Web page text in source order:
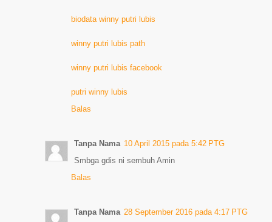
biodata winny putri lubis
winny putri lubis path
winny putri lubis facebook
putri winny lubis
Balas
Tanpa Nama 10 April 2015 pada 5:42 PTG
Smbga gdis ni sembuh Amin
Balas
Tanpa Nama 28 September 2016 pada 4:17 PTG